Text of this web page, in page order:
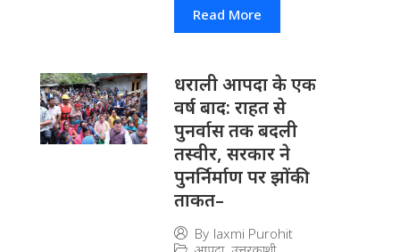
Read More
धराली आपदा के एक
वर्ष बाद: राहत से
पुनर्वास तक बदली
तस्वीर, सरकार ने
पुनर्निर्माण पर झोंकी
ताकत–
By laxmi Purohit